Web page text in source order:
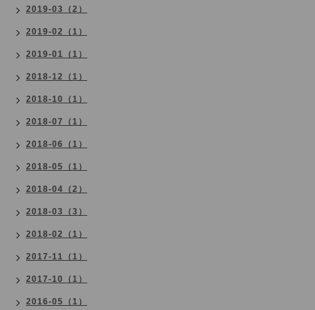
2019-03（2）
2019-02（1）
2019-01（1）
2018-12（1）
2018-10（1）
2018-07（1）
2018-06（1）
2018-05（1）
2018-04（2）
2018-03（3）
2018-02（1）
2017-11（1）
2017-10（1）
2016-05（1）